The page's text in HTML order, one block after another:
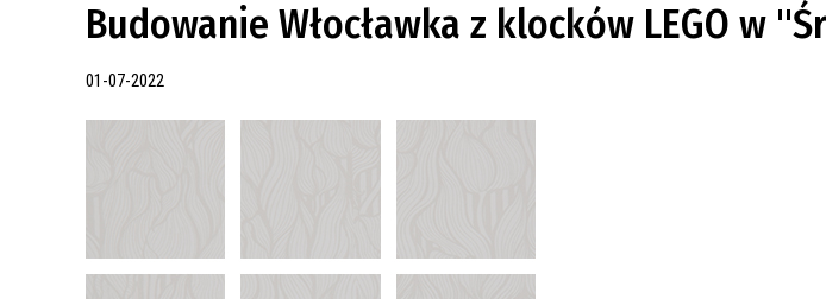
Budowanie Włocławka z klocków LEGO w
01-07-2022